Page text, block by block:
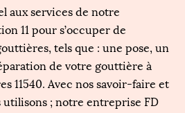
aux services de notre
11 pour s’occuper de
tels que : une pose, un
de votre gouttière à
11540. Avec nos savoir-faire et
utilisons ; notre entreprise FD